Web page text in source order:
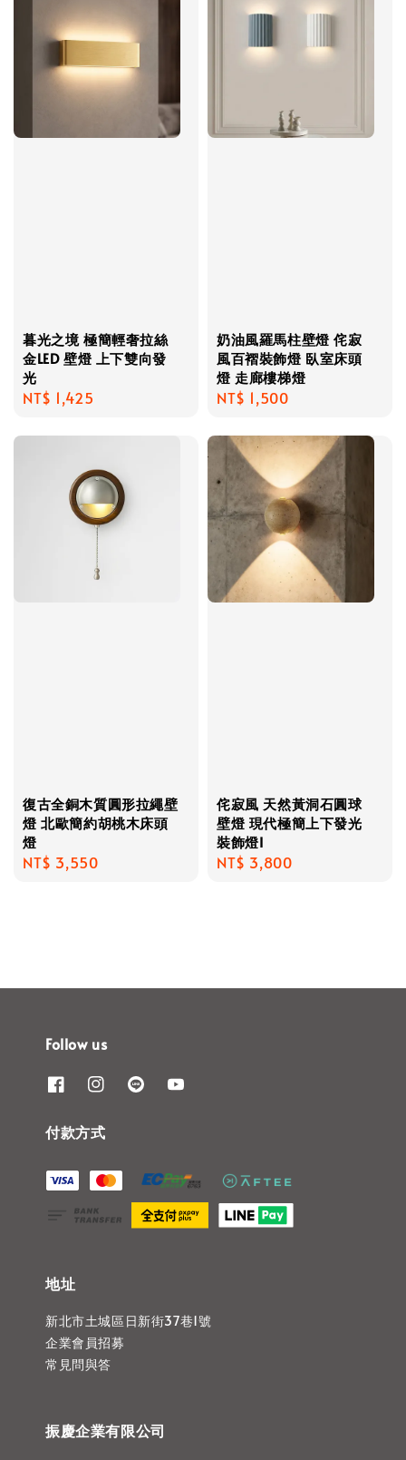
暮光之境 極簡輕奢拉絲
金LED 壁燈 上下雙向發
光
Regular
NT$ 1,425
奶油風羅馬柱壁燈 侘寂
風百褶裝飾燈 臥室床頭
燈 走廊樓梯燈
Regular
NT$ 1,500
復古全銅木質圓形拉繩壁
燈 北歐簡約胡桃木床頭
燈
Regular
NT$ 3,550
侘寂風 天然黃洞石圓球
壁燈 現代極簡上下發光
裝飾燈I
Regular
NT$ 3,800
Follow us
付款方式
地址
新北市土城區日新街37巷1號
企業會員招募
常見問與答
振慶企業有限公司